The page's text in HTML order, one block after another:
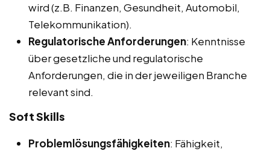
wird (z.B. Finanzen, Gesundheit, Automobil,
Telekommunikation).
Regulatorische Anforderungen: Kenntnisse
über gesetzliche und regulatorische
Anforderungen, die in der jeweiligen Branche
relevant sind.
Soft Skills
Problemlösungsfähigkeiten: Fähigkeit,